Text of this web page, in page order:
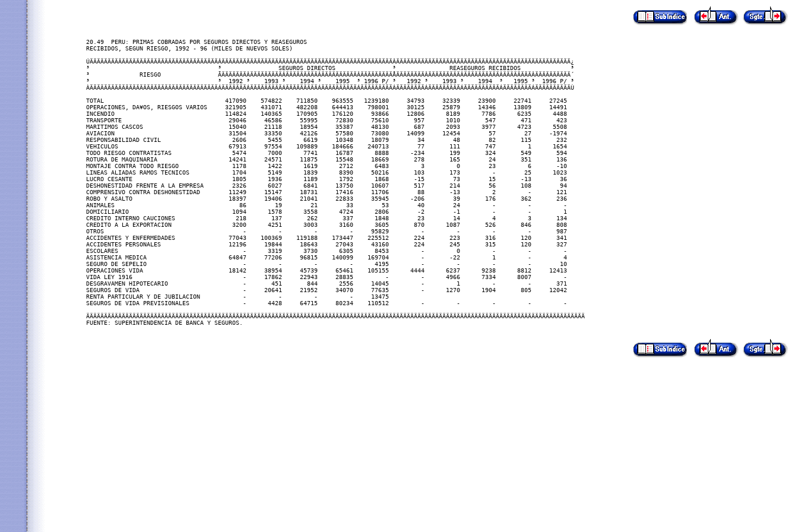
20.49  PERU: PRIMAS COBRADAS POR SEGUROS DIRECTOS Y REASEGUROS
RECIBIDOS, SEGUN RIESGO, 1992 - 96 (MILES DE NUEVOS SOLES)
ÚÄÄÄÄÄÄÄÄÄÄÄÄÄÄÄÄÄÄÄÄÄÄÄÄÄÄÄÄÄÄÄÄÄÄÄÄÂÄÄÄÄÄÄÄÄÄÄÄÄÄÄÄÄÄÄÄÄÄÄÄÄÄÄÄÄÄÄÄÄÄÄÄÄÄÄÄÄÄÄÄÄÄÄÄÄÂÄÄÄÄÄÄÄÄÄÄÄÄÄÄÄÄÄÄÄÄÄÄÄÄÄÄÄÄÄÄÄÄÄÄÄÄÄÄÄÄÄÄÄÄÄÄÄÄÄ¿
³                                    ³                SEGUROS DIRECTOS                ³               REASEGUROS RECIBIDOS              ³
³              RIESGO                ÃÄÄÄÄÄÄÄÂÄÄÄÄÄÄÄÄÄÂÄÄÄÄÄÄÄÄÄÂÄÄÄÄÄÄÄÄÄÄÂÄÄÄÄÄÄÄÄÄÅÄÄÄÄÄÄÄÄÂÄÄÄÄÄÄÄÄÄÂÄÄÄÄÄÄÄÄÄÄÂÄÄÄÄÄÄÄÄÂÄÄÄÄÄÄÄÄÄÄ´
³                                    ³  1992 ³    1993 ³    1994 ³    1995  ³ 1996 P/ ³   1992 ³    1993 ³    1994  ³   1995 ³  1996 P/ ³
ÀÄÄÄÄÄÄÄÄÄÄÄÄÄÄÄÄÄÄÄÄÄÄÄÄÄÄÄÄÄÄÄÄÄÄÄÄÁÄÄÄÄÄÄÄÁÄÄÄÄÄÄÄÄÄÁÄÄÄÄÄÄÄÄÄÁÄÄÄÄÄÄÄÄÄÄÁÄÄÄÄÄÄÄÄÄÁÄÄÄÄÄÄÄÄÁÄÄÄÄÄÄÄÄÄÁÄÄÄÄÄÄÄÄÄÄÁÄÄÄÄÄÄÄÄÁÄÄÄÄÄÄÄÄÄÄÙ
TOTAL                                  417090    574822    711850    963555   1239180     34793     32339     23900     22741     27245
OPERACIONES, DA¥OS, RIESGOS VARIOS     321905    431071    482208    644413    798001     30125     25879     14346     13809     14491
INCENDIO                               114824    140365    170905    176120     93866     12806      8189      7786      6235      4488
TRANSPORTE                              29046     46586     55995     72830     75610       957      1010       547       471       423
MARITIMOS CASCOS                        15040     21118     18954     35387     48130       687      2093      3977      4723      5508
AVIACION                                31504     33350     42126     57580     73080     14099     12454        57        27     -1974
RESPONSABILIDAD CIVIL                    2606      5455      6619     10348     18079        34        48        82       115       232
VEHICULOS                               67913     97554    109889    184666    240713        77       111       747         1      1654
TODO RIESGO CONTRATISTAS                 5474      7000      7741     16787      8888      -234       199       324       549       594
ROTURA DE MAQUINARIA                    14241     24571     11875     15548     18669       278       165        24       351       136
MONTAJE CONTRA TODO RIESGO               1178      1422      1619      2712      6483         3         0        23         6       -10
LINEAS ALIADAS RAMOS TECNICOS            1704      5149      1839      8390     50216       103       173         -        25      1023
LUCRO CESANTE                            1805      1936      1189      1792      1868       -15        73        15       -13        36
DESHONESTIDAD FRENTE A LA EMPRESA        2326      6027      6841     13750     10607       517       214        56       108        94
COMPRENSIVO CONTRA DESHONESTIDAD        11249     15147     18731     17416     11706        88       -13         2         -       121
ROBO Y ASALTO                           18397     19406     21041     22833     35945      -206        39       176       362       236
ANIMALES                                   86        19        21        33        53        40        24         -         -         -
DOMICILIARIO                             1094      1578      3558      4724      2806        -2        -1         -         -         1
CREDITO INTERNO CAUCIONES                 218       137       262       337      1848        23        14         4         3       134
CREDITO A LA EXPORTACION                 3200      4251      3003      3160      3605       870      1087       526       846       808
OTROS                                       -         -         -         -     95829         -         -         -         -       987
ACCIDENTES Y ENFERMEDADES               77043    100369    119188    173447    225512       224       223       316       120       341
ACCIDENTES PERSONALES                   12196     19844     18643     27043     43160       224       245       315       120       327
ESCOLARES                                   -      3319      3730      6305      8453         -         0         -         -         -
ASISTENCIA MEDICA                       64847     77206     96815    140099    169704         -       -22         1         -         4
SEGURO DE SEPELIO                           -         -         -         -      4195         -         -         -         -        10
OPERACIONES VIDA                        18142     38954     45739     65461    105155      4444      6237      9238      8812     12413
VIDA LEY 1916                               -     17862     22943     28835         -         -      4966      7334      8007         -
DESGRAVAMEN HIPOTECARIO                     -       451       844      2556     14045         -         1         -         -       371
SEGUROS DE VIDA                             -     20641     21952     34070     77635         -      1270      1904       805     12042
RENTA PARTICULAR Y DE JUBILACION            -         -         -         -     13475
SEGUROS DE VIDA PREVISIONALES               -      4428     64715     80234    110512         -         -         -         -         -
ÄÄÄÄÄÄÄÄÄÄÄÄÄÄÄÄÄÄÄÄÄÄÄÄÄÄÄÄÄÄÄÄÄÄÄÄÄÄÄÄÄÄÄÄÄÄÄÄÄÄÄÄÄÄÄÄÄÄÄÄÄÄÄÄÄÄÄÄÄÄÄÄÄÄÄÄÄÄÄÄÄÄÄÄÄÄÄÄÄÄÄÄÄÄÄÄÄÄÄÄÄÄÄÄÄÄÄÄÄÄÄÄÄÄÄÄÄÄÄÄÄÄÄÄÄÄÄÄÄÄÄÄÄÄÄÄÄÄÄÄ